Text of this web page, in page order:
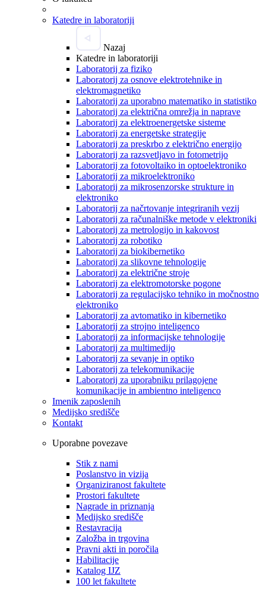
Katedre in laboratoriji
Nazaj
Katedre in laboratoriji
Laboratorij za fiziko
Laboratorij za osnove elektrotehnike in
elektromagnetiko
Laboratorij za uporabno matematiko in statistiko
Laboratorij za električna omrežja in naprave
Laboratorij za elektroenergetske sisteme
Laboratorij za energetske strategije
Laboratorij za preskrbo z električno energijo
Laboratorij za razsvetljavo in fotometrijo
Laboratorij za fotovoltaiko in optoelektroniko
Laboratorij za mikroelektroniko
Laboratorij za mikrosenzorske strukture in
elektroniko
Laboratorij za načrtovanje integriranih vezij
Laboratorij za računalniške metode v elektroniki
Laboratorij za metrologijo in kakovost
Laboratorij za robotiko
Laboratorij za biokibernetiko
Laboratorij za slikovne tehnologije
Laboratorij za električne stroje
Laboratorij za elektromotorske pogone
Laboratorij za regulacijsko tehniko in močnostno
elektroniko
Laboratorij za avtomatiko in kibernetiko
Laboratorij za strojno inteligenco
Laboratorij za informacijske tehnologije
Laboratorij za multimedijo
Laboratorij za sevanje in optiko
Laboratorij za telekomunikacije
Laboratorij za uporabniku prilagojene
komunikacije in ambientno inteligenco
Imenik zaposlenih
Medijsko središče
Kontakt
Uporabne povezave
Stik z nami
Poslanstvo in vizija
Organiziranost fakultete
Prostori fakultete
Nagrade in priznanja
Medijsko središče
Restavracija
Založba in trgovina
Pravni akti in poročila
Habilitacije
Katalog IJZ
100 let fakultete